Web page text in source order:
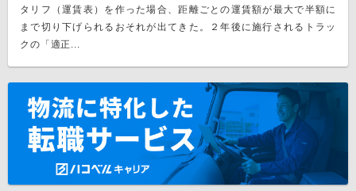
タリフ（運賃表）を作った場合、距離ごとの運賃額が最大で半額に
まで切り下げられるおそれが出てきた。２年後に施行されるトラッ
クの「適正...